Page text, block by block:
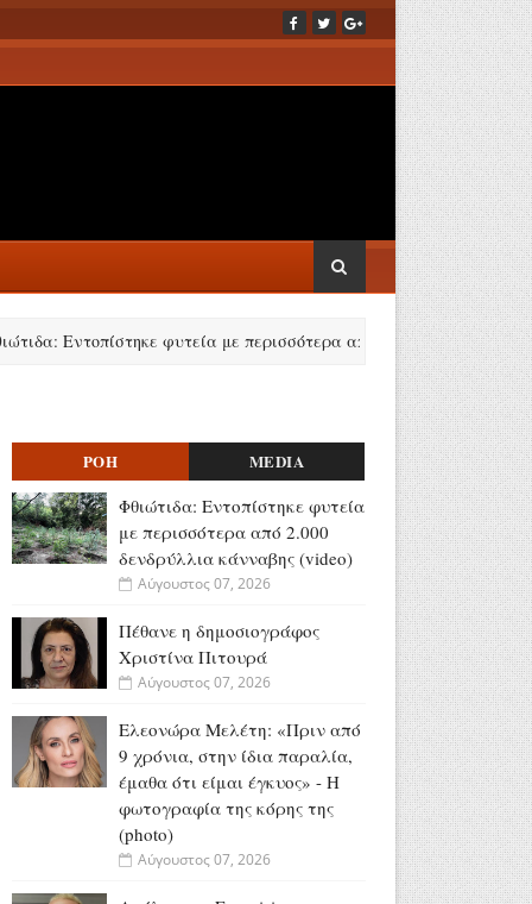
φυτεία με περισσότερα από 2.000 δενδρύλλια κάνναβης
ΡΟΗ MEDIA
Φθιώτιδα: Εντοπίστηκε φυτεία
με περισσότερα από 2.000
δενδρύλλια κάνναβης (video)
Αύγουστος 07, 2026
Πέθανε η δημοσιογράφος
Χριστίνα Πιτουρά
Αύγουστος 07, 2026
Ελεονώρα Μελέτη: «Πριν από
9 χρόνια, στην ίδια παραλία,
έμαθα ότι είμαι έγκυος» - Η
φωτογραφία της κόρης της
(photo)
Αύγουστος 07, 2026